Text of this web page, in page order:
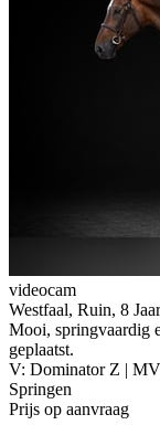
videocam
Westfaal, Ruin, 8
Mooi, springvaardig
geplaatst.
V: Dominator Z |
Springen
Prijs op aanvraag